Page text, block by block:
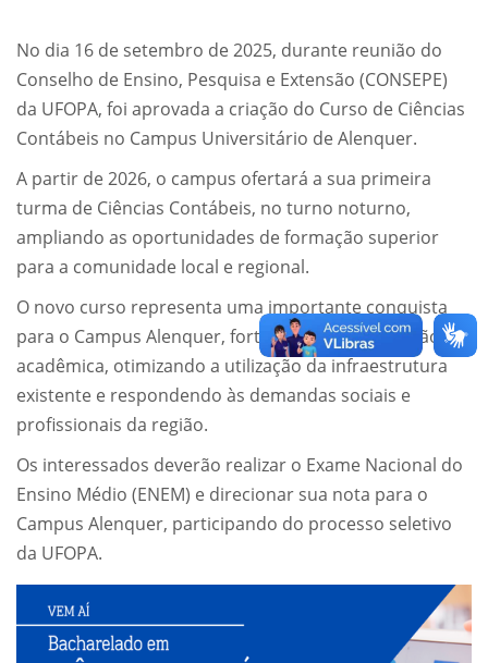
No dia 16 de setembro de 2025, durante reunião do
Conselho de Ensino, Pesquisa e Extensão (CONSEPE)
da UFOPA, foi aprovada a criação do Curso de Ciências
Contábeis no Campus Universitário de Alenquer.
A partir de 2026, o campus ofertará a sua primeira
turma de Ciências Contábeis, no turno noturno,
ampliando as oportunidades de formação superior
para a comunidade local e regional.
O novo curso representa uma importante conquista
para o Campus Alenquer, fortalecendo sua atuação
acadêmica, otimizando a utilização da infraestrutura
existente e respondendo às demandas sociais e
profissionais da região.
Os interessados deverão realizar o Exame Nacional do
Ensino Médio (ENEM) e direcionar sua nota para o
Campus Alenquer, participando do processo seletivo
da UFOPA.